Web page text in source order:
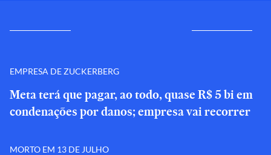
EMPRESA DE ZUCKERBERG
Meta terá que pagar, ao todo, quase R$ 5 bi em
condenações por danos; empresa vai recorrer
MORTO EM 13 DE JULHO